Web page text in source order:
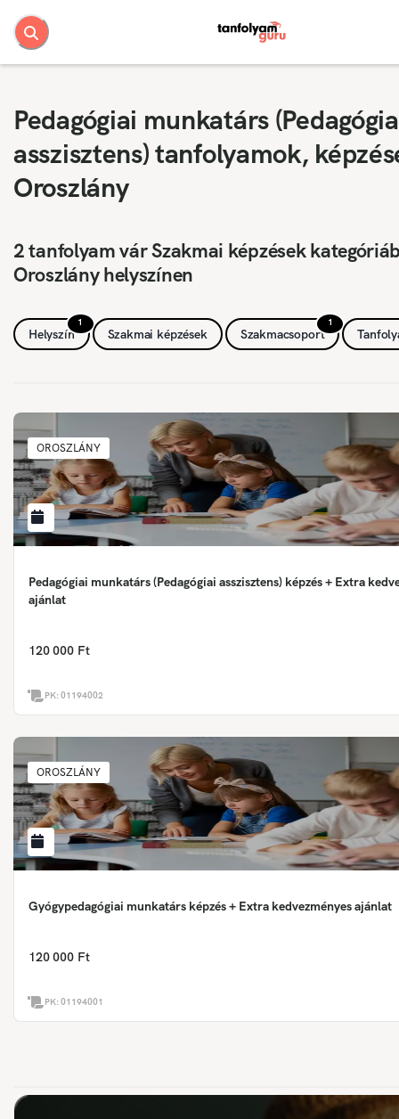
Pedagógiai munkatárs
asszisztens) tanfolyamok,
Oroszlány
2 tanfolyam vár Szakmai képzések
Oroszlány helyszínen
1
Helyszín Szakmai képzések
1
Szakmacsoport
OROSZLÁNY
Pedagógiai munkatárs (Pedagógiai asszisztens) képzés + Extra
ajánlat
120 000 Ft
PK:01194002
OROSZLÁNY
Gyógypedagógiai munkatárs képzés + Extra kedvezményes ajánlat
120 000 Ft
PK:01194001